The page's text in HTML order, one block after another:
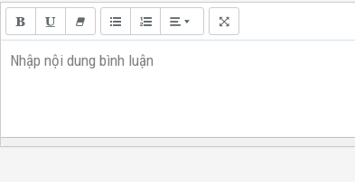
Nhập nội dung bình luận